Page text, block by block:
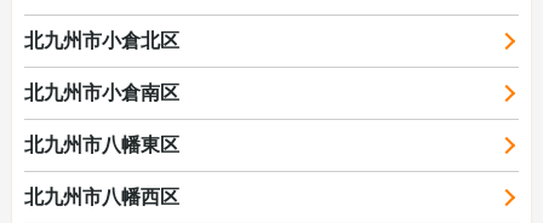
北九州市小倉北区
北九州市小倉南区
北九州市八幡東区
北九州市八幡西区